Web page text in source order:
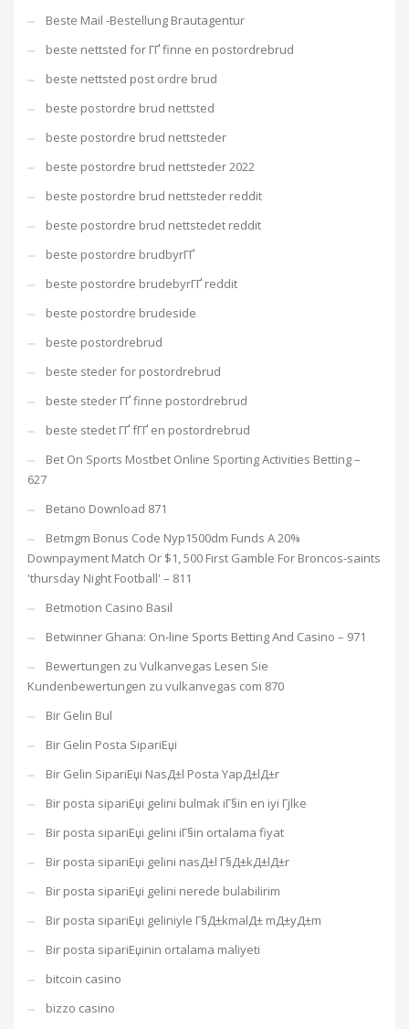
Beste Mail -Bestellung Brautagentur
beste nettsted for ГҐ finne en postordrebrud
beste nettsted post ordre brud
beste postordre brud nettsted
beste postordre brud nettsteder
beste postordre brud nettsteder 2022
beste postordre brud nettsteder reddit
beste postordre brud nettstedet reddit
beste postordre brudbyrГҐ
beste postordre brudebyrГҐ reddit
beste postordre brudeside
beste postordrebrud
beste steder for postordrebrud
beste steder ГҐ finne postordrebrud
beste stedet ГҐ fГҐ en postordrebrud
Bet On Sports Mostbet Online Sporting Activities Betting –
627
Betano Download 871
Betmgm Bonus Code Nyp1500dm Funds A 20%
Downpayment Match Or $1, 500 First Gamble For Broncos-saints
'thursday Night Football' – 811
Betmotion Casino Basil
Betwinner Ghana: On-line Sports Betting And Casino – 971
Bewertungen zu Vulkanvegas Lesen Sie
Kundenbewertungen zu vulkanvegas com 870
Bir Gelin Bul
Bir Gelin Posta SipariЕџi
Bir Gelin SipariЕџi NasД±l Posta YapД±lД±r
Bir posta sipariЕџi gelini bulmak iГ§in en iyi Гјlke
Bir posta sipariЕџi gelini iГ§in ortalama fiyat
Bir posta sipariЕџi gelini nasД±l Г§Д±kД±lД±r
Bir posta sipariЕџi gelini nerede bulabilirim
Bir posta sipariЕџi geliniyle Г§Д±kmalД± mД±yД±m
Bir posta sipariЕџinin ortalama maliyeti
bitcoin casino
bizzo casino